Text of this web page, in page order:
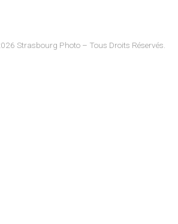
Strasbourg Photo – Tous Droits Réservés.